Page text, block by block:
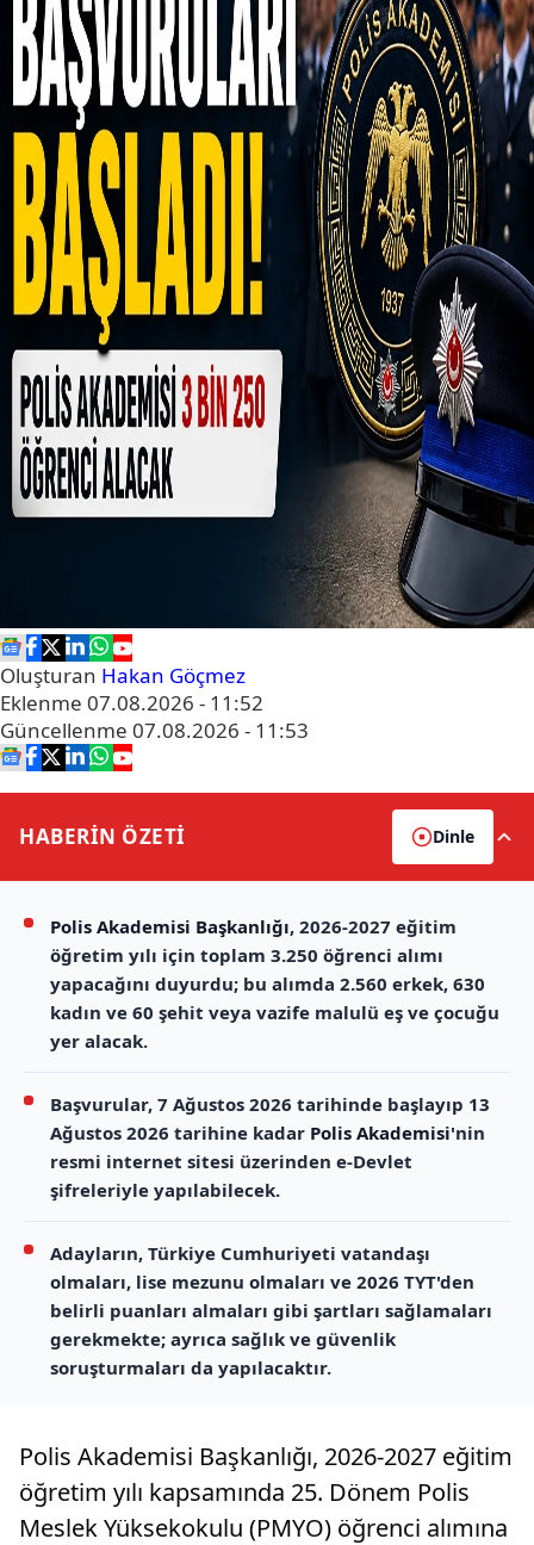
Oluşturan Hakan Göçmez
Eklenme 07.08.2026 - 11:52
Güncellenme 07.08.2026 - 11:53
HABERİN ÖZETİ Dinle
Polis Akademisi Başkanlığı, 2026-2027 eğitim
öğretim yılı için toplam 3.250 öğrenci alımı
yapacağını duyurdu; bu alımda 2.560 erkek, 630
kadın ve 60 şehit veya vazife malulü eş ve çocuğu
yer alacak.
Başvurular, 7 Ağustos 2026 tarihinde başlayıp 13
Ağustos 2026 tarihine kadar Polis Akademisi'nin
resmi internet sitesi üzerinden e-Devlet
şifreleriyle yapılabilecek.
Adayların, Türkiye Cumhuriyeti vatandaşı
olmaları, lise mezunu olmaları ve 2026 TYT'den
belirli puanları almaları gibi şartları sağlamaları
gerekmekte; ayrıca sağlık ve güvenlik
soruşturmaları da yapılacaktır.
Polis Akademisi Başkanlığı, 2026-2027 eğitim
öğretim yılı kapsamında 25. Dönem Polis
Meslek Yüksekokulu (PMYO) öğrenci alımına